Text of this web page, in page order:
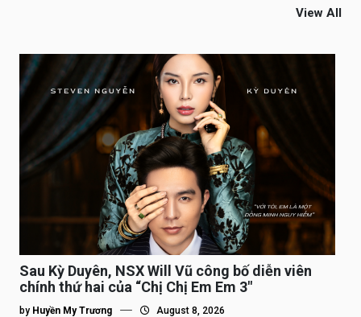
View All
Sau Kỳ Duyên, NSX Will Vũ công bố diễn viên
chính thứ hai của “Chị Chị Em Em 3″
by Huyền My Trương August 8, 2026